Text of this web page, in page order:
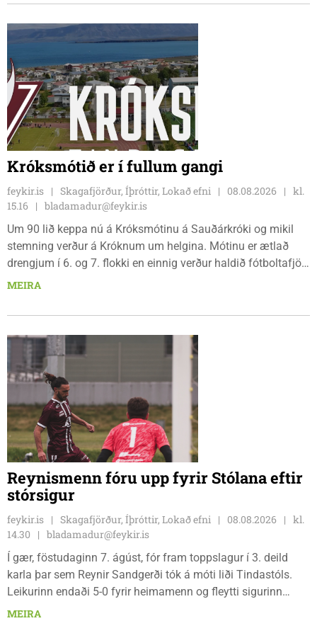
þegar Feykir spurði hann út í málið.
Króksmótið er í fullum gangi
feykir.is Skagafjörður, Íþróttir, Lokað efni 08.08.2026
kl.
15.16
bladamadur@feykir.is
Um 90 lið keppa nú á Króksmótinu á Sauðárkróki og mikil
stemning verður á Króknum um helgina. Mótinu er ætlað
drengjum í 6. og 7. flokki en einnig verður haldið fótboltafjör
fyrir yngri systkini. Mótið hófst í gær, föstudaginn 7. ágúst
MEIRA
Reynismenn fóru upp fyrir Stólana eftir
stórsigur
feykir.is Skagafjörður, Íþróttir, Lokað efni 08.08.2026
kl.
14.30
bladamadur@feykir.is
Í gær, föstudaginn 7. ágúst, fór fram toppslagur í 3. deild
karla þar sem Reynir Sandgerði tók á móti liði Tindastóls.
Leikurinn endaði 5-0 fyrir heimamenn og fleytti sigurinn
Reynismönnum á topp deildarinnar en Stólunum í annað
MEIRA